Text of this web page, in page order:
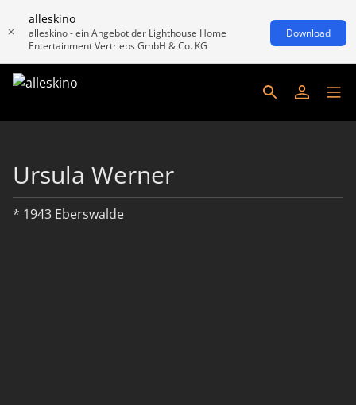
alleskino
alleskino - ein Angebot der Lighthouse Home
Entertainment Vertriebs GmbH & Co. KG
Download
Ursula Werner
* 1943 Eberswalde